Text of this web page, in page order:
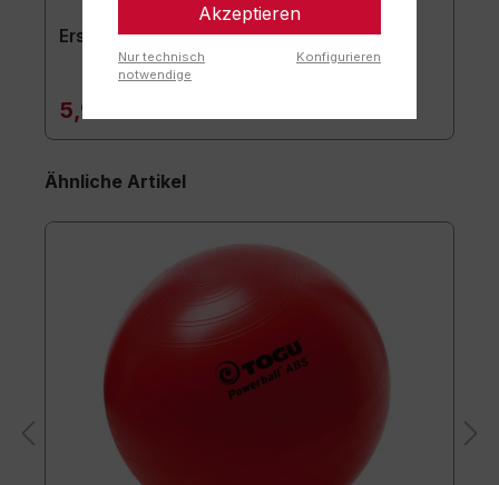
Ersatzstöpsel 2er-Set
5,90 €*
Ähnliche Artikel
Akzeptieren
Nur technisch
notwendige
Konfigurieren